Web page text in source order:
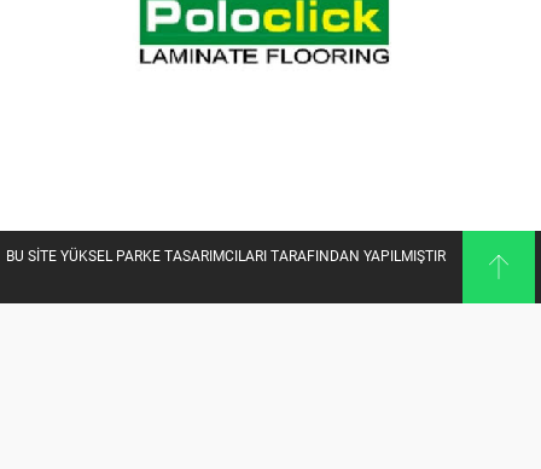
BU SİTE YÜKSEL PARKE TASARIMCILARI TARAFINDAN YAPILMIŞTIR